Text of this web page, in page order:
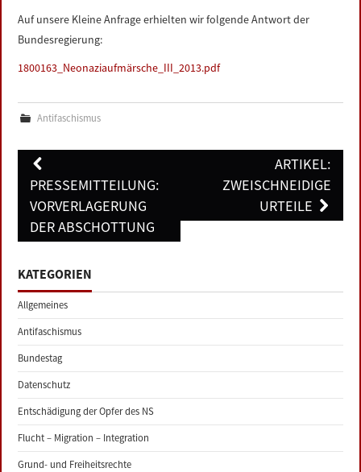
DATENSCHUTZERKLÄRUNG
Auf unsere Kleine Anfrage erhielten wir folgende Antwort der
Bundesregierung:
1800163_Neonaziaufmärsche_III_2013.pdf
Antifaschismus
Post
navigation
PRESSEMITTEILUNG:
VORVERLAGERUNG
DER ABSCHOTTUNG
ARTIKEL:
ZWEISCHNEIDIGE
URTEILE
KATEGORIEN
Allgemeines
Antifaschismus
Bundestag
Datenschutz
Entschädigung der Opfer des NS
Flucht – Migration – Integration
Grund- und Freiheitsrechte